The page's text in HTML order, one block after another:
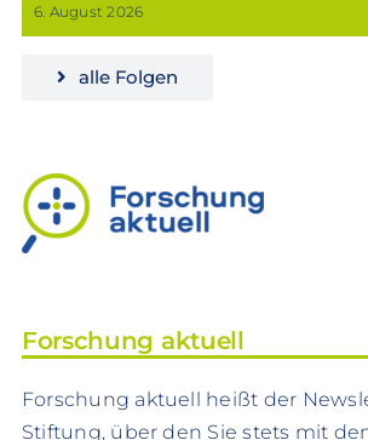
6. August 2026
alle Folgen
Forschung aktuell
Forschung aktuell heißt der
Stiftung, über den Sie stets mit